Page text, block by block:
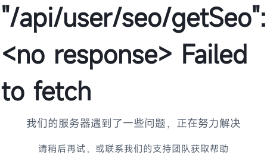
"/api/user/seo/getSeo":
<no response> Failed
to fetch
我们的服务器遇到了一些问题，正在努力解决
请稍后再试，或联系我们的支持团队获取帮助